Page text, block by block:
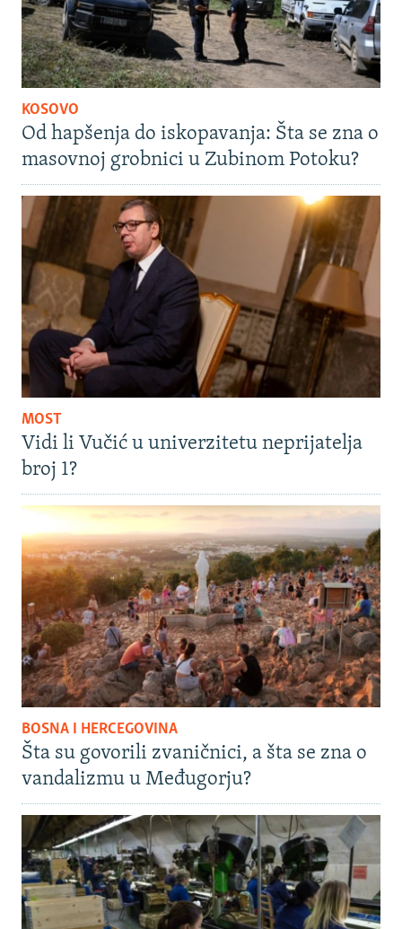
KOSOVO
Od hapšenja do iskopavanja: Šta se zna o
masovnoj grobnici u Zubinom Potoku?
MOST
Vidi li Vučić u univerzitetu neprijatelja
broj 1?
BOSNA I HERCEGOVINA
Šta su govorili zvaničnici, a šta se zna o
vandalizmu u Međugorju?